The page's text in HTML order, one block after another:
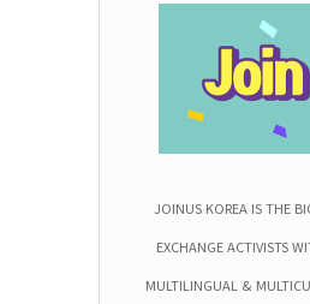
JOINUS KOREA IS THE
EXCHANGE ACTIVISTS
MULTILINGUAL &